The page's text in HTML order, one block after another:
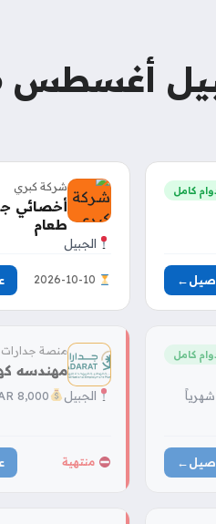
أغسطس 2026
كامل
←
شركة كبري
أخصائي
طعام
الجبيل
كامل
←
منصة جدارات
مهندسه
الجبيل 8,000 SAR شهرياً
منتهية